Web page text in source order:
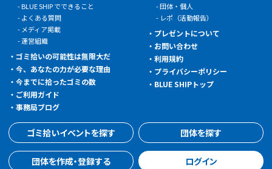
BLUE SHIP でできること
よくある質問
メディア掲載
運営組織
ゴミ拾いの可能性は無限大だ
今、あなたの力が必要な理由
今までに拾ったゴミの数
ご利用ガイド
事務局ブログ
団体・個人
レポ（活動報告）
プレゼントについて
お問い合わせ
利用規約
プライバシーポリシー
BLUE SHIPトップ
ゴミ拾いイベントを探す 団体を探す
団体を作成・登録する ログイン